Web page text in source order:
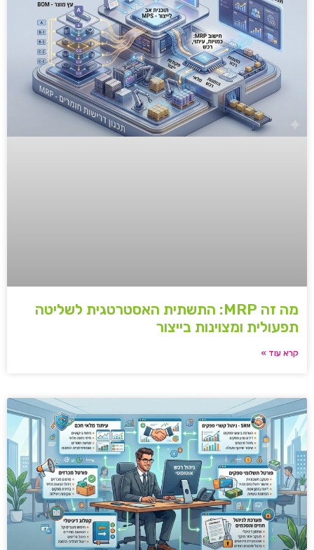
מה זה MRP: התשתית האסטרטגית לשליטה
תפעולית ומצוינות בייצור
קרא עוד »